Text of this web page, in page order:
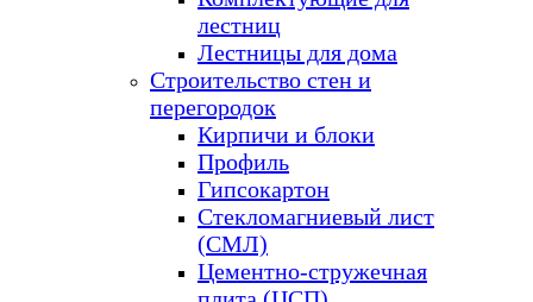
лестниц
Лестницы для дома
Строительство стен и
перегородок
Кирпичи и блоки
Профиль
Гипсокартон
Стекломагниевый лист
(СМЛ)
Цементно-стружечная